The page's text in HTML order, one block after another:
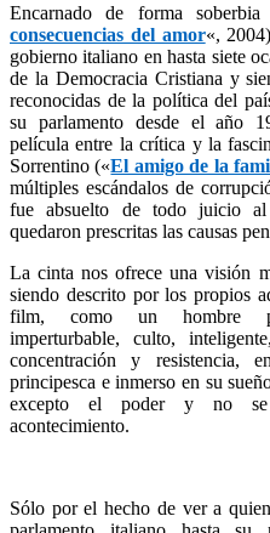
Encarnado de forma
consecuencias del amor«,
gobierno italiano en hasta siete
de la Democracia Cristiana y
reconocidas de la política del
su parlamento desde el año
película entre la crítica y la
Sorrentino («El amigo de la
múltiples escándalos de
fue absuelto de todo juicio
quedaron prescritas las causas
La cinta nos ofrece una visión
siendo descrito por los propios
film, como un hombre
imperturbable, culto,
concentración y resistencia,
principesca e inmerso en su
excepto el poder y no se
acontecimiento.
Sólo por el hecho de ver a